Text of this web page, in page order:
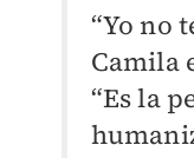
“Yo no
Camila
“Es la